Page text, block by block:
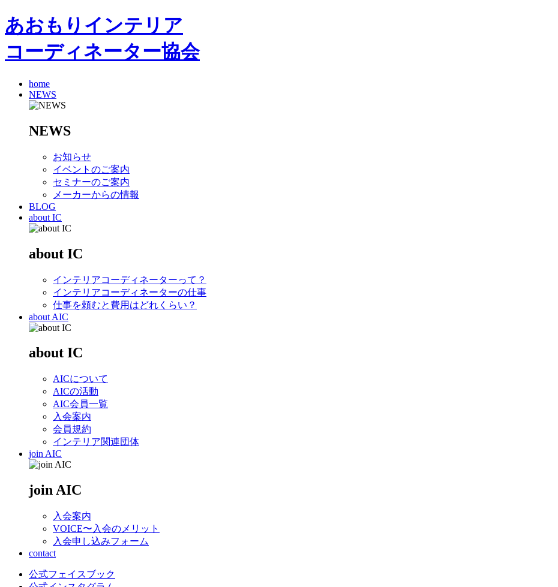
あおもりインテリア
コーディネーター協会
home
NEWS
NEWS
お知らせ
イベントのご案内
セミナーのご案内
メーカーからの情報
BLOG
about IC
about IC
インテリアコーディネーターって？
インテリアコーディネーターの仕事
仕事を頼むと費用はどれくらい？
about AIC
about IC
AICについて
AICの活動
AIC会員一覧
入会案内
会員規約
インテリア関連団体
join AIC
join AIC
入会案内
VOICE〜入会のメリット
入会申し込みフォーム
contact
公式フェイスブック